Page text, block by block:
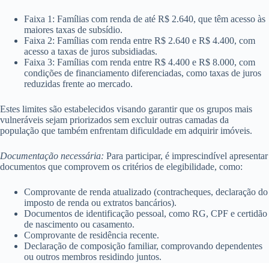
Faixa 1: Famílias com renda de até R$ 2.640, que têm acesso às
maiores taxas de subsídio.
Faixa 2: Famílias com renda entre R$ 2.640 e R$ 4.400, com
acesso a taxas de juros subsidiadas.
Faixa 3: Famílias com renda entre R$ 4.400 e R$ 8.000, com
condições de financiamento diferenciadas, como taxas de juros
reduzidas frente ao mercado.
Estes limites são estabelecidos visando garantir que os grupos mais
vulneráveis sejam priorizados sem excluir outras camadas da
população que também enfrentam dificuldade em adquirir imóveis.
Documentação necessária: Para participar, é imprescindível apresentar
documentos que comprovem os critérios de elegibilidade, como:
Comprovante de renda atualizado (contracheques, declaração do
imposto de renda ou extratos bancários).
Documentos de identificação pessoal, como RG, CPF e certidão
de nascimento ou casamento.
Comprovante de residência recente.
Declaração de composição familiar, comprovando dependentes
ou outros membros residindo juntos.